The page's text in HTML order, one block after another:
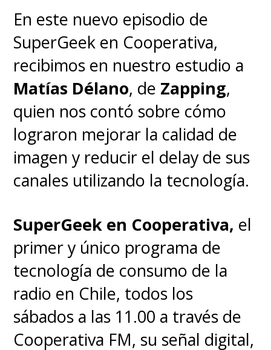
En este nuevo episodio de
SuperGeek en Cooperativa,
recibimos en nuestro estudio a
Matías Délano, de Zapping,
quien nos contó sobre cómo
lograron mejorar la calidad de
imagen y reducir el delay de sus
canales utilizando la tecnología.
SuperGeek en Cooperativa, el
primer y único programa de
tecnología de consumo de la
radio en Chile, todos los
sábados a las 11.00 a través de
Cooperativa FM, su señal digital,